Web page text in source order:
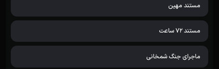
مستند مهین
مستند 72 ساعت
ماجرای جنگ شمخانی